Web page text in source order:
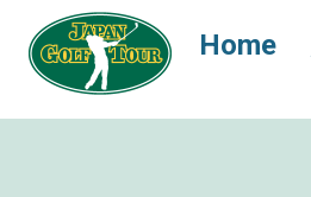
Home